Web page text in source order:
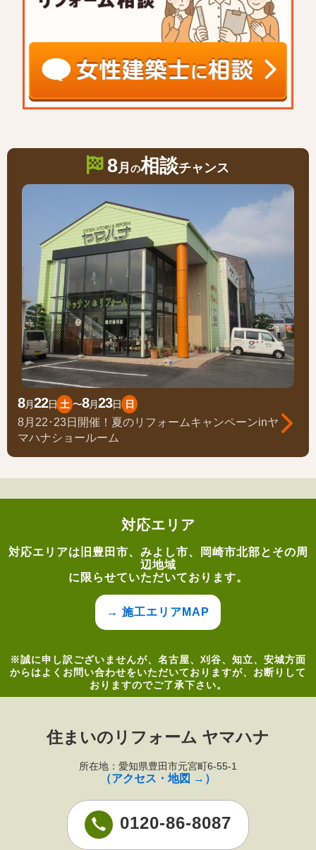
8月 の相談チャンス
8月22日 土 〜8月23日 日
8月22･23日開催！夏のリフォームキャンペーンinヤ
マハナショールーム
対応エリア
対応エリアは旧豊田市、みよし市、岡崎市北部とその周
辺地域
に限らせていただいております。
→ 施工エリアMAP
※誠に申し訳ございませんが、名古屋、刈谷、知立、安城方面
からはよくお問い合わせをいただいておりますが、お断りして
おりますのでご了承下さい。
住まいのリフォーム ヤマハナ
所在地：愛知県豊田市元宮町6-55-1
（アクセス・地図 →）
0120-86-8087